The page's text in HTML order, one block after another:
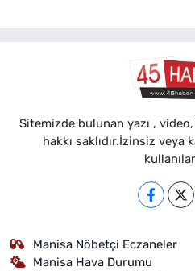
Sitemizde bulunan yazı ,
hakkı saklıdır.İzinsiz
Manisa Nöbetçi Eczaneler
Manisa Hava Durumu